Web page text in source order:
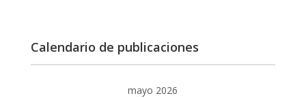
Calendario de publicaciones
mayo 2026